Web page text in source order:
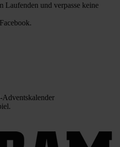
Laufenden und verpasse keine